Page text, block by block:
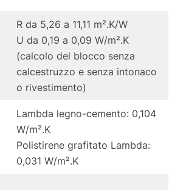
R da 5,26 a 11,11 m².K/W
U da 0,19 a 0,09 W/m².K
(calcolo del blocco senza
calcestruzzo e senza intonaco
o rivestimento)
Lambda legno-cemento: 0,104
W/m².K
Polistirene grafitato Lambda:
0,031 W/m².K